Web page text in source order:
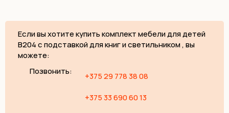
Если вы хотите купить комплект мебели для детей
B204 с подставкой для книг и светильником , вы
можете:
Позвонить:
+375 29 778 38 08
+375 33 690 60 13